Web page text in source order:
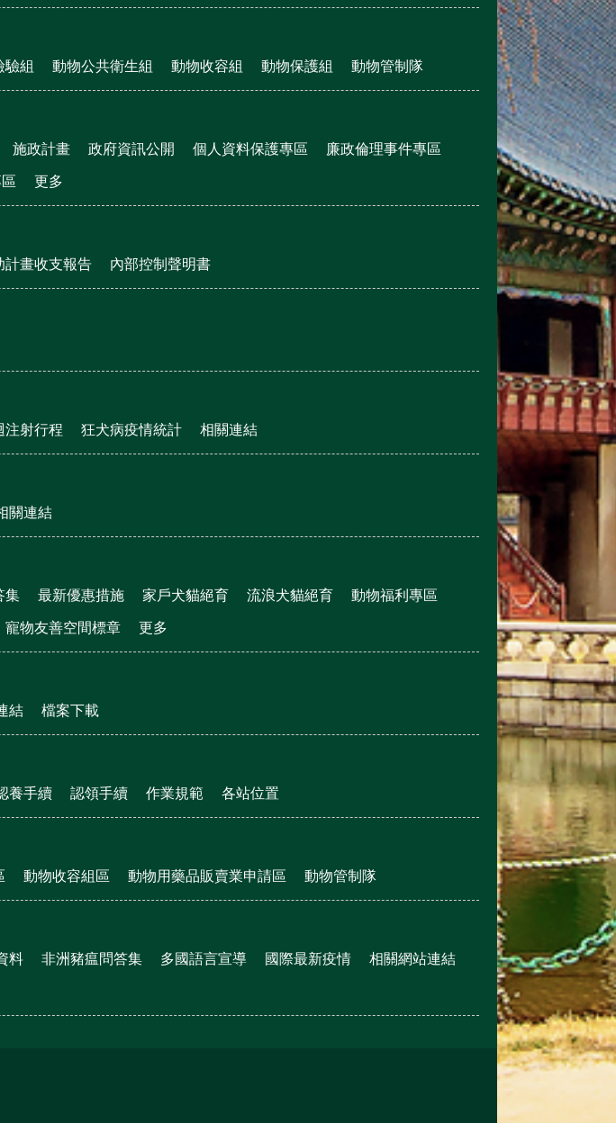
驗組 動物公共衛生組 動物收容組 動物保護組 動物管制隊
施政計畫 政府資訊公開 個人資料保護專區 廉政倫理事件專區
更多
計畫收支報告 內部控制聲明書
注射行程 狂犬病疫情統計 相關連結
關連結
集 最新優惠措施 家戶犬貓絕育 流浪犬貓絕育 動物福利專區
寵物友善空間標章 更多
結 檔案下載
養手續 認領手續 作業規範 各站位置
動物收容組區 動物用藥品販賣業申請區 動物管制隊
料 非洲豬瘟問答集 多國語言宣導 國際最新疫情 相關網站連結